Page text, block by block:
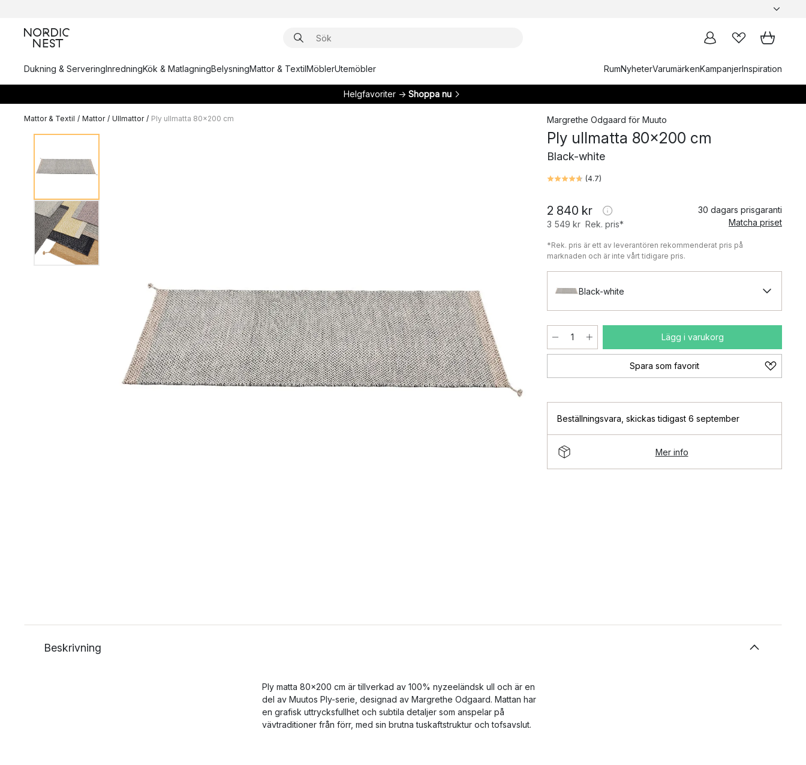
Dukning & ServeringInredningKök & MatlagningBelysningMattor & TextilMöblerUtemöbler RumNyheterVarumärkenKampanjerInspiration
Helgfavoriter → Shoppa nu
Mattor & Textil / Mattor / Ullmattor / Ply ullmatta 80x200 cm Margrethe Odgaard för Muuto
Ply ullmatta 80x200 cm
Black-white
(4.7)
2 840 kr
3 549 kr Rek. pris*
30 dagars prisgaranti
Matcha priset
*Rek. pris är ett av leverantören rekommenderat pris på
marknaden och är inte vårt tidigare pris.
Black-white
Lägg i varukorg
Spara som favorit
Beställningsvara skickas tidigast 6 september
Mer info
Beskrivning
Ply matta 80x200 cm är tillverkad av 100% nyzeeländsk ull och är en
del av Muutos Ply-serie, designad av Margrethe Odgaard. Mattan har
en grafisk uttrycksfullhet och subtila detaljer som anspelar på
vävtraditioner från förr, med sin brutna tuskaftstruktur och tofsavslut.